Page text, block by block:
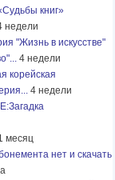
книг»
недели
"Жизнь в искусстве"
4 недели
корейская
4 недели
месяц
нет и скачать